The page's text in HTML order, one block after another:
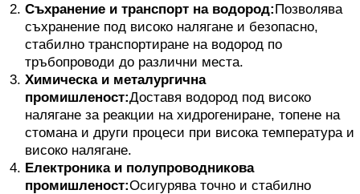
Съхранение и транспорт на водород:Позволява
съхранение под високо налягане и безопасно,
стабилно транспортиране на водород по
тръбопроводи до различни места.
Химическа и металургична
промишленост:Доставя водород под високо
налягане за реакции на хидрогениране, топене на
стомана и други процеси при висока температура и
високо налягане.
Електроника и полупроводникова
промишленост:Осигурява точно и стабилно